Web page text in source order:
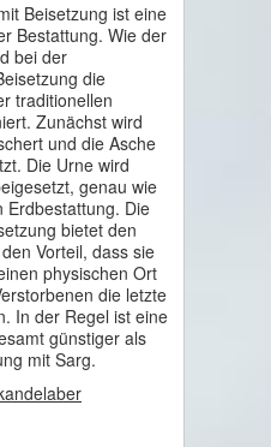
Beisetzung ist eine
Bestattung. Wie der
bei der
die
traditionellen
Zunächst wird
und die Asche
Die Urne wird
genau wie
Erdbestattung. Die
bietet den
Vorteil, dass sie
physischen Ort
die letzte
In der Regel ist eine
günstiger als
mit Sarg.